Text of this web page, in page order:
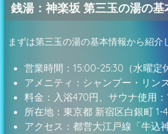
銭湯：神楽坂 第三玉の湯の基
まずは第三玉の湯の基本情報から紹介
営業時間：15:00-25:30（水曜定
アメニティ：シャンプー・リン
料金：入浴470円、サウナ使用
所在地：東京都 新宿区白銀町 1-4
アクセス：都営大江戸線「牛込